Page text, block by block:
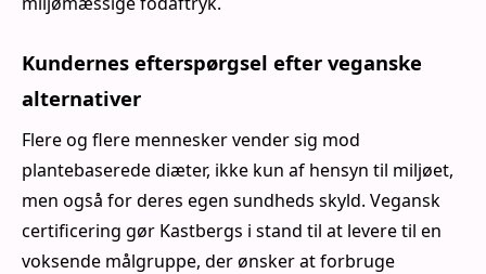
Kundernes efterspørgsel efter veganske
alternativer
Flere og flere mennesker vender sig mod
plantebaserede diæter, ikke kun af hensyn til miljøet,
men også for deres egen sundheds skyld. Vegansk
certificering gør Kastbergs i stand til at levere til en
voksende målgruppe, der ønsker at forbruge